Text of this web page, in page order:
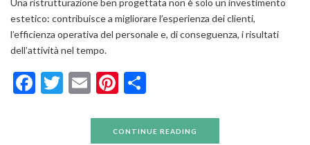
Una ristrutturazione ben progettata non è solo un investimento
estetico: contribuisce a migliorare l’esperienza dei clienti,
l’efficienza operativa del personale e, di conseguenza, i risultati
dell’attività nel tempo.
Facebook
Twitter
EmailPinterest
CONTINUE READING